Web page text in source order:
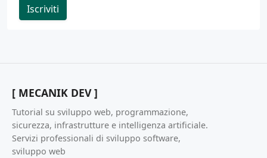
Iscriviti
[ MECANIK DEV ]
Tutorial su sviluppo web, programmazione,
sicurezza, infrastrutture e intelligenza artificiale.
Servizi professionali di sviluppo software,
sviluppo web